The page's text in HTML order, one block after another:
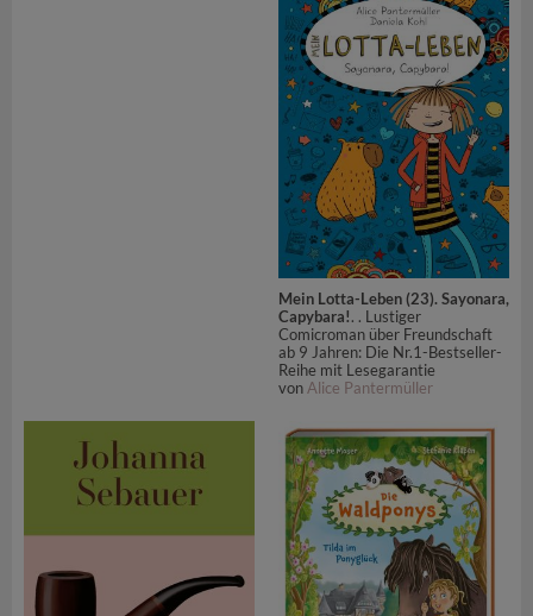
Mein Lotta-Leben (23). Sayonara,
Capybara!. . Lustiger
Comicroman über Freundschaft
ab 9 Jahren: Die Nr.1-Bestseller-
Reihe mit Lesegarantie
vonAlice Pantermüller